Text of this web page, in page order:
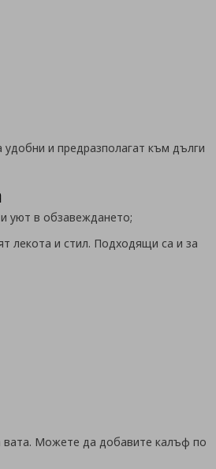
удобни и предразполагат към дълги
уют в обзавеждането;
лекота и стил. Подходящи са и за
вата. Можете да добавите калъф по